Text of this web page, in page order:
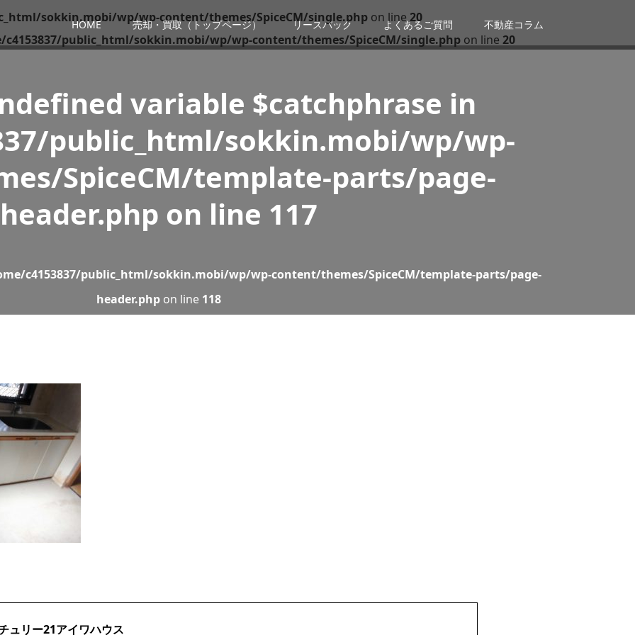
HOME 売却・買取（トップページ） リースバック よくあるご質問 不動産コラム
sokkin.mobi/wp/wp-content/themes/SpiceCM/single.php on line20
c4153837/public_html/sokkin.mobi/wp/wp-content/themes/SpiceCM/single.php on line 20
variable $catchphrase in
public_html/sokkin.mobi/wp/wp-
SpiceCM/template-parts/page-
header.php on line 117
c4153837/public_html/sokkin.mobi/wp/wp-content/themes/SpiceCM/template-parts/page-
header.php on line 118
ュリー21アイワハウス